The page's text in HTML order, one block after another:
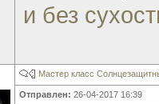
и без
Мастер класс
Отправлен: 26-04-2017 16:39